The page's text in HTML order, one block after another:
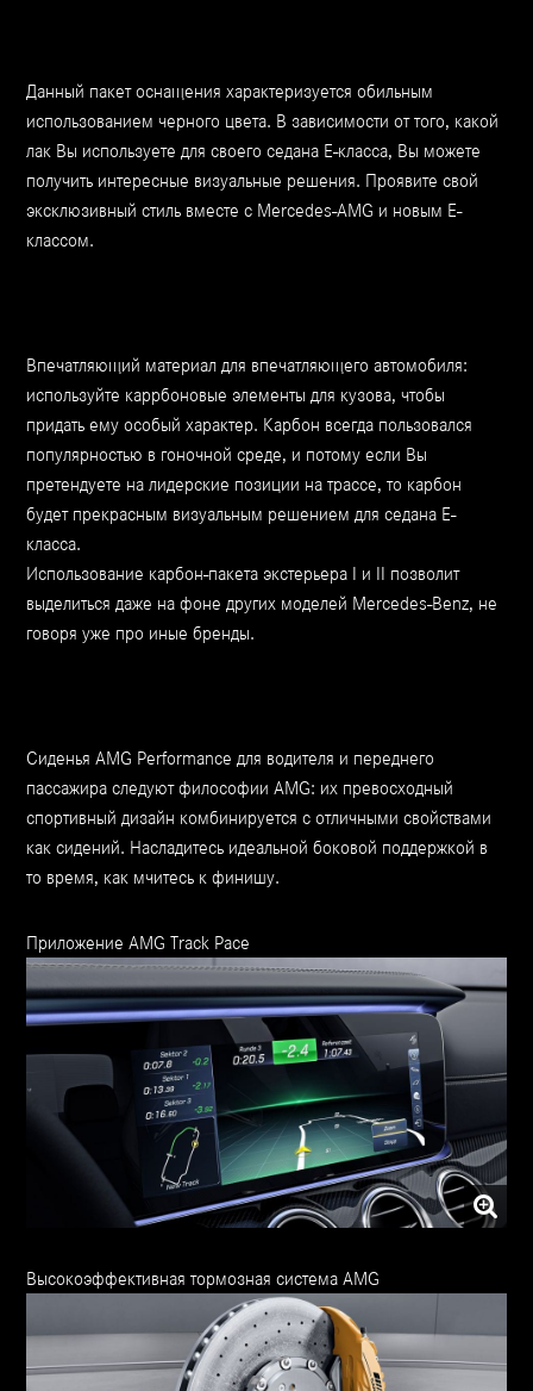
Данный пакет оснащения характеризуется обильным
использованием черного цвета. В зависимости от того, какой
лак Вы используете для своего седана Е-класса, Вы можете
получить интересные визуальные решения. Проявите свой
эксклюзивный стиль вместе с Mercedes-AMG и новым Е-
классом.
Впечатляющий материал для впечатляющего автомобиля:
используйте каррбоновые элементы для кузова, чтобы
придать ему особый характер. Карбон всегда пользовался
популярностью в гоночной среде, и потому если Вы
претендуете на лидерские позиции на трассе, то карбон
будет прекрасным визуальным решением для седана Е-
класса.
Использование карбон-пакета экстерьера I и II позволит
выделиться даже на фоне других моделей Mercedes-Benz, не
говоря уже про иные бренды.
Сиденья AMG Performance для водителя и переднего
пассажира следуют философии AMG: их превосходный
спортивный дизайн комбинируется с отличными свойствами
как сидений. Насладитесь идеальной боковой поддержкой в
то время, как мчитесь к финишу.
Приложение AMG Track Pace
Высокоэффективная тормозная система AMG